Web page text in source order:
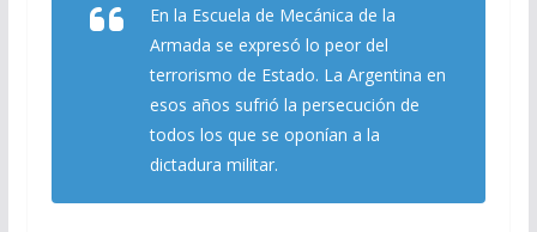
En la Escuela de Mecánica de la
Armada se expresó lo peor del
terrorismo de Estado. La Argentina en
esos años sufrió la persecución de
todos los que se oponían a la
dictadura militar.